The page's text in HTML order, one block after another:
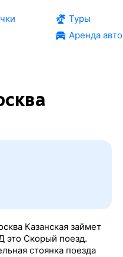
Туры
Аренда авто
Казанская займет
это Скорый поезд.
стоянка поезда